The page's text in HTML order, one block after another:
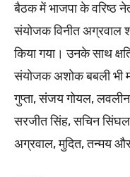
बैठक में भाजपा के वरिष्ठ
संयोजक विनीत अग्रवाल
किया गया। उनके साथ
संयोजक अशोक बबली भी
गुप्ता, संजय गोयल,
सरजीत सिंह, सचिन सिंघल,
अग्रवाल, मुदित, तन्मय